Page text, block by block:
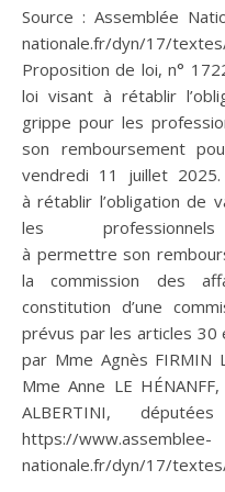
Source : Assemblée Nationale : https://www.assemblee-
nationale.fr/dyn/17/
Proposition de loi, n°
loi visant à rétablir
grippe pour les
son remboursement
vendredi 11 juillet
à rétablir l’obligation de
les
à permettre son
la commission des
constitution d’une
prévus par les articles
par Mme Agnès FIRMIN
Mme Anne LE
ALBERTINI,
https://www.assemblee-
nationale.fr/dyn/17/